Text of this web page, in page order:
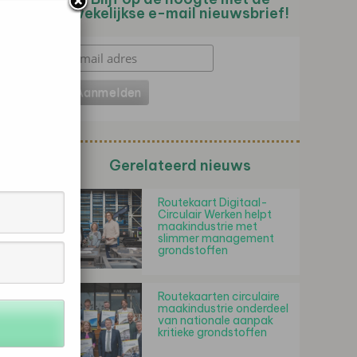
wekelijkse e-mail nieuwsbrief!
Gerelateerd nieuws
Routekaart Digitaal-
Circulair Werken helpt
maakindustrie met
slimmer management
grondstoffen
Routekaarten circulaire
maakindustrie onderdeel
van nationale aanpak
kritieke grondstoffen